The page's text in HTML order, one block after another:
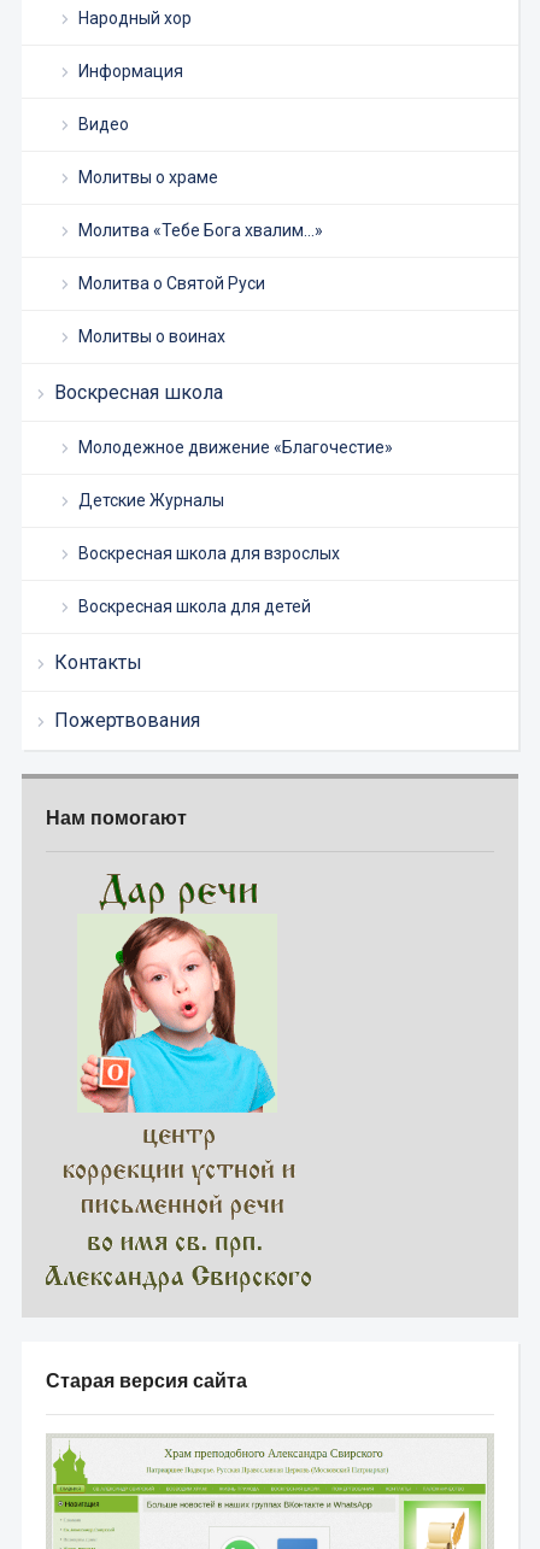
Народный хор
Информация
Видео
Молитвы о храме
Молитва «Тебе Бога хвалим…»
Молитва о Святой Руси
Молитвы о воинах
Воскресная школа
Молодежное движение «Благочестие»
Детские Журналы
Воскресная школа для взрослых
Воскресная школа для детей
Контакты
Пожертвования
Нам помогают
Старая версия сайта